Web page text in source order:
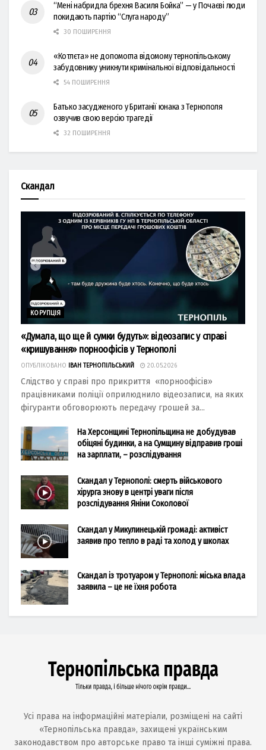
“Мені набридла брехня Василя Бойка” — у Почаєві люди
покидають партію “Слуга народу”
30 ПОШИРЕННЯ
«Котлєта» не допомогла відомому тернопільському
забудовнику уникнути кримінальної відповідальності
54 ПОШИРЕННЯ
Батько засудженого у Британії юнака з Тернополя
озвучив свою версію трагедії
32 ПОШИРЕННЯ
Скандал
КОРУПЦІЯ
«Думала, що ще й сумки будуть»: відеозапис у справі
«кришування» порноофісів у Тернополі
ОПУБЛІКОВАНО ІВАН ТЕРНОПІЛЬСЬКИЙ 20.05.2026
Слідство у справі про прикриття «порноофісів»
працівниками поліції оприлюднило відеозаписи, на яких
фігуранти обговорюють передачу грошей за...
На Херсонщині Тернопільщина не добудував
обіцяні будинки, а на Сумщину відправив гроші
на зарплати, – розслідування
Скандал у Тернополі: смерть військового
хірурга знову в центрі уваги після
розслідування Яніни Соколової
Скандал у Микулинецькій громаді: активіст
заявив про тепло в раді та холод у школах
Скандал із тротуаром у Тернополі: міська влада
заявила – це не їхня робота
Усі права на інформаційні матеріали, розміщені на сайті
«Тернопільська правда», захищені українським
законодавством про авторське право та інші суміжні права.